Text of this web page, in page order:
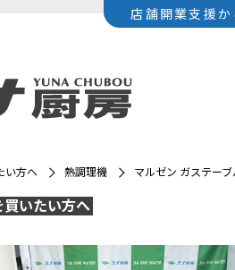
店舗開業支援
い方へ 熱調理機 マルゼン ガステーブ
買いたい方へ